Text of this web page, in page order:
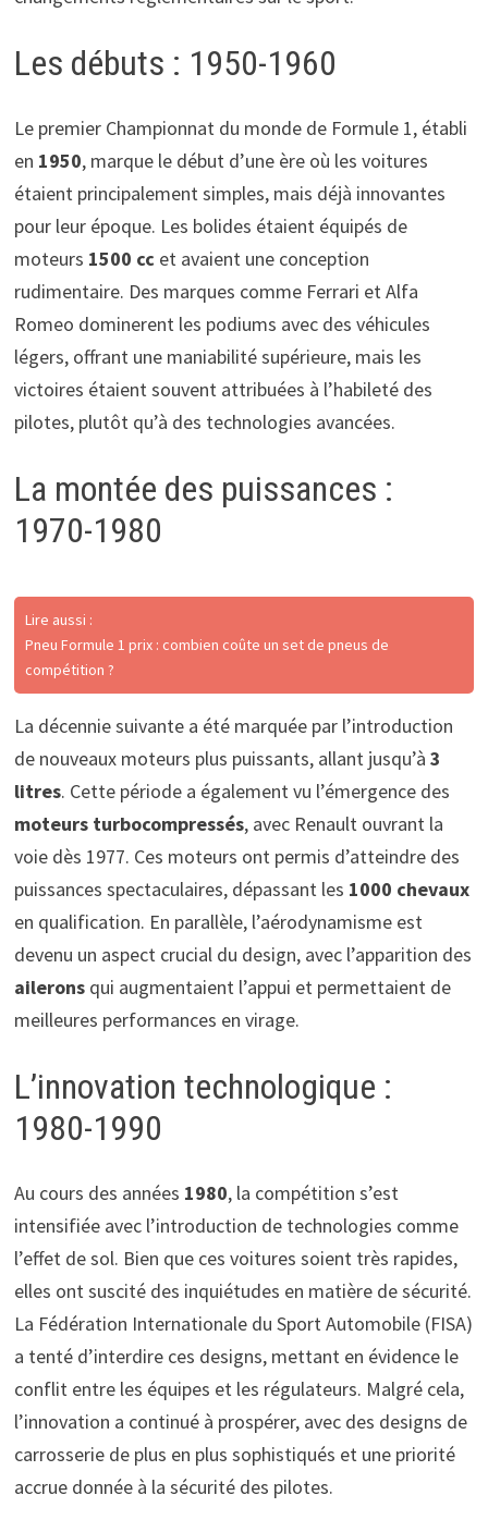
Les débuts : 1950-1960
Le premier Championnat du monde de Formule 1, établi
en 1950, marque le début d’une ère où les voitures
étaient principalement simples, mais déjà innovantes
pour leur époque. Les bolides étaient équipés de
moteurs 1500 cc et avaient une conception
rudimentaire. Des marques comme Ferrari et Alfa
Romeo dominerent les podiums avec des véhicules
légers, offrant une maniabilité supérieure, mais les
victoires étaient souvent attribuées à l’habileté des
pilotes, plutôt qu’à des technologies avancées.
La montée des puissances :
1970-1980
Lire aussi :
Pneu Formule 1 prix : combien coûte un set de pneus de
compétition ?
La décennie suivante a été marquée par l’introduction
de nouveaux moteurs plus puissants, allant jusqu’à 3
litres. Cette période a également vu l’émergence des
moteurs turbocompressés, avec Renault ouvrant la
voie dès 1977. Ces moteurs ont permis d’atteindre des
puissances spectaculaires, dépassant les 1000 chevaux
en qualification. En parallèle, l’aérodynamisme est
devenu un aspect crucial du design, avec l’apparition des
aileronsqui augmentaient l’appui et permettaient de
meilleures performances en virage.
L’innovation technologique :
1980-1990
Au cours des années 1980, la compétition s’est
intensifiée avec l’introduction de technologies comme
l’effet de sol. Bien que ces voitures soient très rapides,
elles ont suscité des inquiétudes en matière de sécurité.
La Fédération Internationale du Sport Automobile (FISA)
a tenté d’interdire ces designs, mettant en évidence le
conflit entre les équipes et les régulateurs. Malgré cela,
l’innovation a continué à prospérer, avec des designs de
carrosserie de plus en plus sophistiqués et une priorité
accrue donnée à la sécurité des pilotes.